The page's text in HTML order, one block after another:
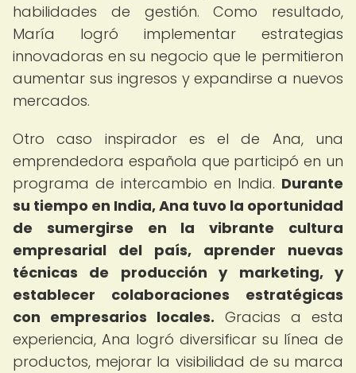
habilidades de gestión. Como resultado,
María logró implementar estrategias
innovadoras en su negocio que le permitieron
aumentar sus ingresos y expandirse a nuevos
mercados.
Otro caso inspirador es el de Ana, una
emprendedora española que participó en un
programa de intercambio en India. Durante
su tiempo en India, Ana tuvo la oportunidad
de sumergirse en la vibrante cultura
empresarial del país, aprender nuevas
técnicas de producción y marketing, y
establecer colaboraciones estratégicas
con empresarios locales. Gracias a esta
experiencia, Ana logró diversificar su línea de
productos, mejorar la visibilidad de su marca